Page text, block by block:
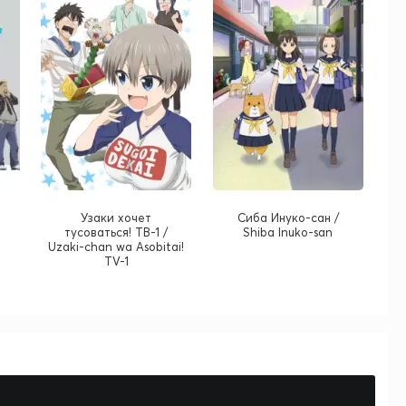
Узаки хочет
тусоваться! ТВ-1 /
Uzaki-chan wa Asobitai!
TV-1
Сиба Инуко-сан /
Shiba Inuko-san